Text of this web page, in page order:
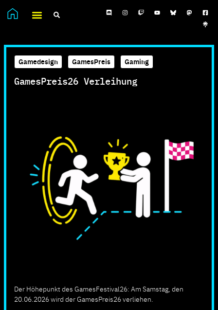
Gamedesign GamesPreis Gaming
GamesPreis26 Verleihung
Der Höhepunkt des GamesFestival26: Am Samstag, den
20.06.2026 wird der GamesPreis26 verliehen.